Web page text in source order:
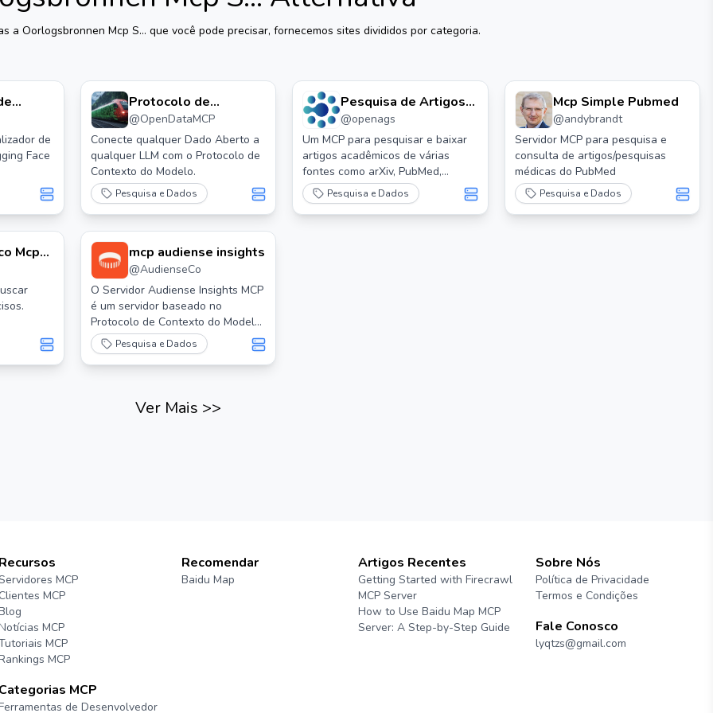
a Oorlogsbronnen Mcp S... que você pode precisar, fornecemos sites divididos por categoria.
de
Face
Protocolo de
Contexto do Modelo
de Dados Abertos
@OpenDataMCP
Conecte qualquer Dado Aberto a
qualquer LLM com o Protocolo de
Contexto do Modelo.
Pesquisa e Dados
Pesquisa de Artigos
Mcp
@openags
Um MCP para pesquisar e baixar
artigos acadêmicos de várias
fontes como arXiv, PubMed,
bioRxiv, etc.
Pesquisa e Dados
Mcp Simple Pubmed
@andybrandt
Servidor MCP para pesquisa e
consulta de artigos/pesquisas
médicas do PubMed
Pesquisa e Dados
Mcp mcp audiense insights
@AudienseCo
O Servidor Audiense Insights MCP
é um servidor baseado no
Protocolo de Contexto do Modelo
(MCP) que permite que Claude e
outros clientes compatíveis com
MCP interajam com sua conta do
Pesquisa e Dados
Ver Mais >>
MCP
MCP
MCP
MCP
MCP
MCP
de Desenvolvedor
Recomendar
Baidu Map
Artigos Recentes
Getting Started with Firecrawl
MCP Server
How to Use Baidu Map MCP
Server: A Step-by-Step Guide
Sobre Nós
Política de Privacidade
Termos e Condições
Fale Conosco
lyqtzs@gmail.com